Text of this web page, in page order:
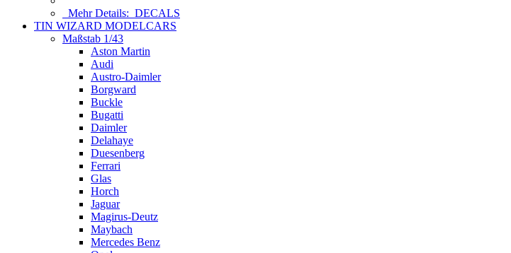
Mehr Details: DECALS
TIN WIZARD MODELCARS
Maßstab 1/43
Aston Martin
Audi
Austro-Daimler
Borgward
Buckle
Bugatti
Daimler
Delahaye
Duesenberg
Ferrari
Glas
Horch
Jaguar
Magirus-Deutz
Maybach
Mercedes Benz